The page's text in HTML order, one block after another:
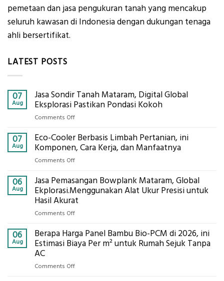
pemetaan dan jasa pengukuran tanah yang mencakup
seluruh kawasan di Indonesia dengan dukungan tenaga
ahli bersertifikat.
LATEST POSTS
07
Aug
Jasa Sondir Tanah Mataram, Digital Global
Eksplorasi Pastikan Pondasi Kokoh
Comments Offon
Sondir
Tanah
Eksplorasi
Pastikan
Pondasi
Kokoh
07
Aug
Eco-Cooler Berbasis Limbah Pertanian, ini
Komponen, Cara Kerja, dan Manfaatnya
Comments Offon
Cooler
Berbasis
Limbah
Cara
Kerja,
Manfaatnya
06
Aug
Jasa Pemasangan Bowplank Mataram, Global
Ekplorasi.Menggunakan Alat Ukur Presisi untuk
Hasil Akurat
Comments Offon
Pemasangan
Bowplank
06
Aug
Berapa Harga Panel Bambu Bio-PCM di 2026, ini
Estimasi Biaya Per m² untuk Rumah Sejuk Tanpa
AC
Comments Offon